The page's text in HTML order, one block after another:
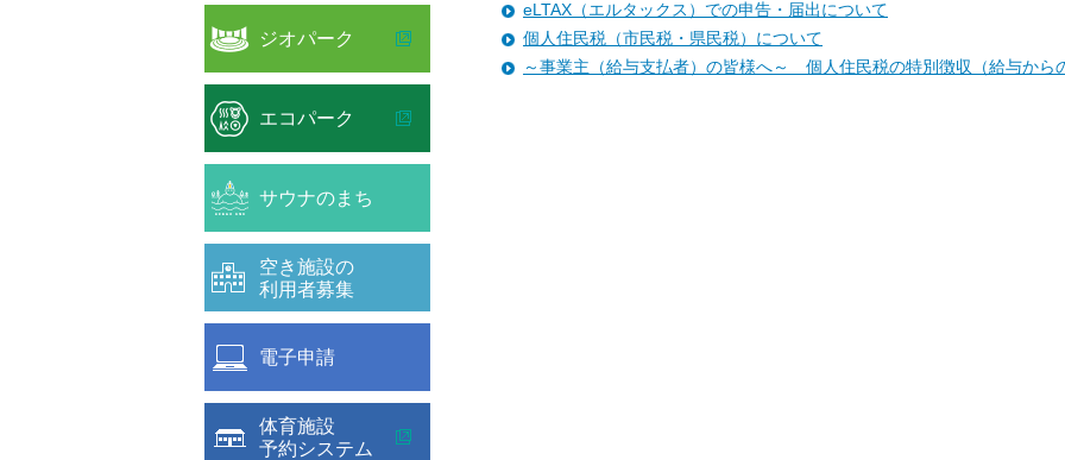
eLTAX（エルタックス）での申告・届出について
個人住民税（市民税・県民税）について
～事業主（給与支払者）の皆様へ～ 個人住民税の特別徴収（給与から
ジオパーク
エコパーク
サウナのまち
空き施設の
利用者募集
電子申請
体育施設
予約システム